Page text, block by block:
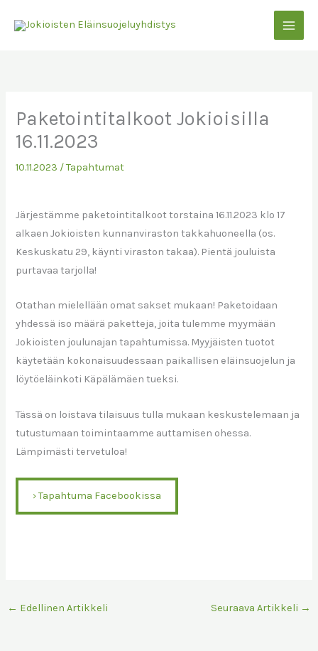
sisältöön
Paketointitalkoot Jokioisilla
16.11.2023
10.11.2023 /Tapahtumat
Järjestämme paketointitalkoot torstaina 16.11.2023 klo 17
alkaen Jokioisten kunnanviraston takkahuoneella (os.
Keskuskatu 29, käynti viraston takaa). Pientä jouluista
purtavaa tarjolla!
Otathan mielellään omat sakset mukaan! Paketoidaan
yhdessä iso määrä paketteja, joita tulemme myymään
Jokioisten joulunajan tapahtumissa. Myyjäisten tuotot
käytetään kokonaisuudessaan paikallisen eläinsuojelun ja
löytöeläinkoti Käpälämäen tueksi.
Tässä on loistava tilaisuus tulla mukaan keskustelemaan ja
tutustumaan toimintaamme auttamisen ohessa.
Lämpimästi tervetuloa!
› Tapahtuma Facebookissa
← Edellinen Artikkeli Seuraava Artikkeli →